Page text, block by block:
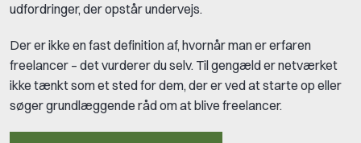
udfordringer, der opstår undervejs.
Der er ikke en fast definition af, hvornår man er erfaren
freelancer – det vurderer du selv. Til gengæld er netværket
ikke tænkt som et sted for dem, der er ved at starte op eller
søger grundlæggende råd om at blive freelancer.